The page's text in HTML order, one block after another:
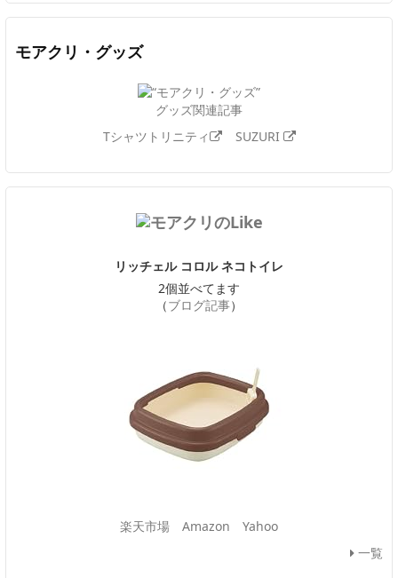
モアクリ・グッズ
グッズ関連記事
Tシャツトリニティ
SUZURI
リッチェル コロル ネコトイレ
2個並べてます
（ブログ記事）
楽天市場 Amazon
Yahoo
一覧